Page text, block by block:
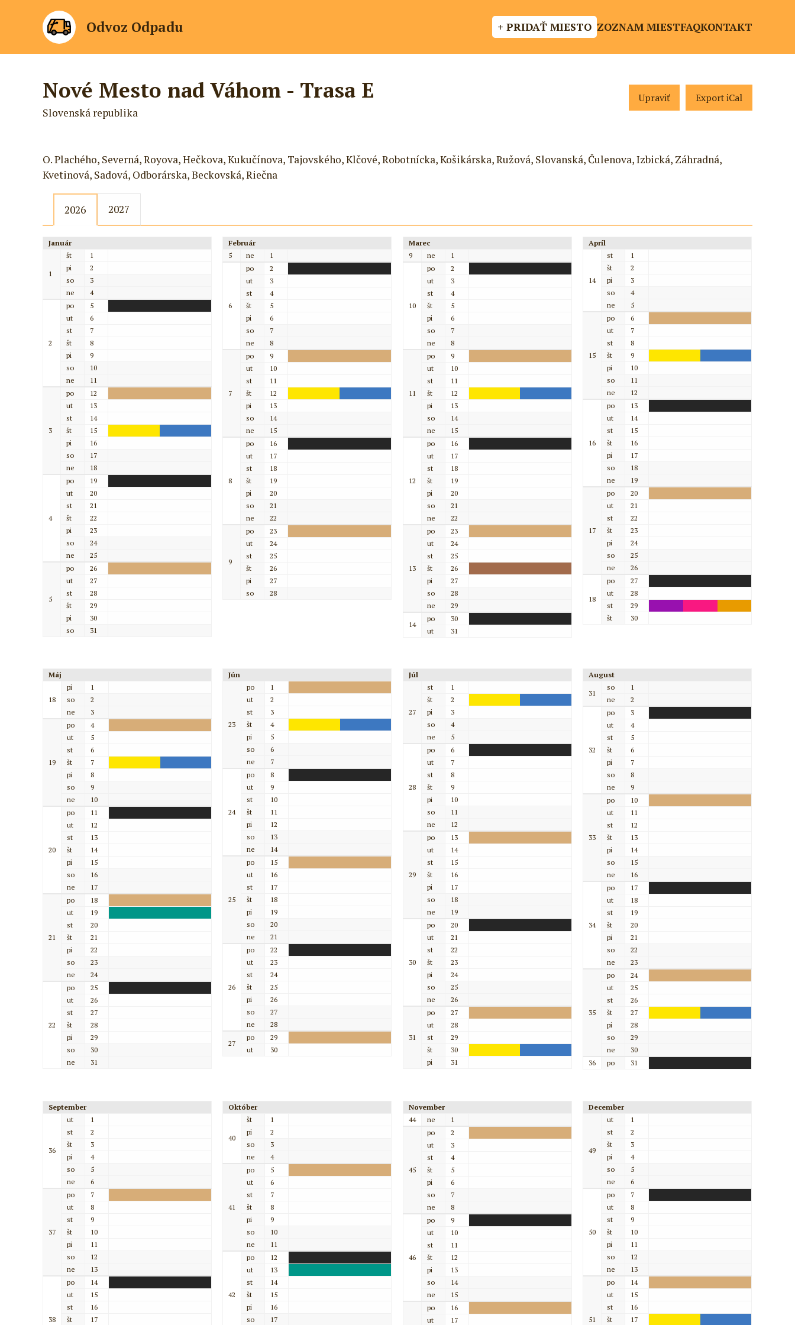
Odvoz Odpadu + PRIDAŤ MIESTO ZOZNAM MIESTFAQKONTAKT
Nové Mesto nad Váhom - Trasa E
Slovenská republika
Upraviť Export iCal
O. Plachého, Severná, Royova, Hečkova, Kukučínova, Tajovského, Klčové, Robotnícka, Košikárska, Ružová, Slovanská, Čulenova, Izbická, Záhradná,
Kvetinová, Sadová, Odborárska, Beckovská, Riečna
2026 2027
Január
1
št
1
pi
2
so
3
ne
4
2
po
5
ut
6
st
7
št
8
pi
9
so
10
ne
11
3
po
12
ut
13
st
14
št
15
pi
16
so
17
ne
18
4
po
19
ut
20
st
21
št
22
pi
23
so
24
ne
25
5
po
26
ut
27
st
28
št
29
pi
30
so
31
Február
5
ne 1
6
po
2
ut
3
st
4
št
5
pi
6
so
7
ne
8
7
po
9
ut
10
st
11
št
12
pi
13
so
14
ne
15
8
po
16
ut
17
st
18
št
19
pi
20
so
21
ne
22
9
po
23
ut
24
st
25
št
26
pi
27
so
28
Marec
9
ne 1
10
po
2
ut
3
st
4
št
5
pi
6
so
7
ne
8
11
po
9
ut
10
st
11
št
12
pi
13
so
14
ne
15
12
po
16
ut
17
st
18
št
19
pi
20
so
21
ne
22
13
po
23
ut
24
st
25
št
26
pi
27
so
28
ne
29
14
po
30
ut
31
Apríl
14
st
1
št
2
pi
3
so
4
ne
5
15
po
6
ut
7
st
8
št
9
pi
10
so
11
ne
12
16
po
13
ut
14
st
15
št
16
pi
17
so
18
ne
19
17
po
20
ut
21
st
22
št
23
pi
24
so
25
ne
26
18
po
27
ut
28
st
29
št
30
Máj
18
pi
1
so
2
ne
3
19
po
4
ut
5
st
6
št
7
pi
8
so
9
ne
10
20
po
11
ut
12
st
13
št
14
pi
15
so
16
ne
17
21
po
18
ut
19
st
20
št
21
pi
22
so
23
ne
24
22
po
25
ut
26
st
27
št
28
pi
29
so
30
ne
31
Jún
23
po
1
ut
2
st
3
št
4
pi
5
so
6
ne
7
24
po
8
ut
9
st
10
št
11
pi
12
so
13
ne
14
25
po
15
ut
16
st
17
št
18
pi
19
so
20
ne
21
26
po
22
ut
23
st
24
št
25
pi
26
so
27
ne
28
27
po
29
ut
30
Júl
27
st
1
št
2
pi
3
so
4
ne
5
28
po
6
ut
7
st
8
št
9
pi
10
so
11
ne
12
29
po
13
ut
14
st
15
št
16
pi
17
so
18
ne
19
30
po
20
ut
21
st
22
št
23
pi
24
so
25
ne
26
31
po
27
ut
28
st
29
št
30
pi
31
August
31
so
1
ne
2
32
po
3
ut
4
st
5
št
6
pi
7
so
8
ne
9
33
po
10
ut
11
st
12
št
13
pi
14
so
15
ne
16
34
po
17
ut
18
st
19
št
20
pi
21
so
22
ne
23
35
po
24
ut
25
st
26
št
27
pi
28
so
29
ne
30
36
po 31
September
36
ut
1
st
2
št
3
pi
4
so
5
ne
6
37
po
7
ut
8
st
9
št
10
pi
11
so
12
ne
13
38
po
14
ut
15
st
16
št
17
Október
40
št
1
pi
2
so
3
ne
4
41
po
5
ut
6
st
7
št
8
pi
9
so
10
ne
11
42
po
12
ut
13
st
14
št
15
pi
16
so
17
November
44
ne 1
45
po
2
ut
3
st
4
št
5
pi
6
so
7
ne
8
46
po
9
ut
10
st
11
št
12
pi
13
so
14
ne
15
po
16
ut
17
December
49
ut
1
st
2
št
3
pi
4
so
5
ne
6
50
po
7
ut
8
st
9
št
10
pi
11
so
12
ne
13
51
po
14
ut
15
st
16
št
17